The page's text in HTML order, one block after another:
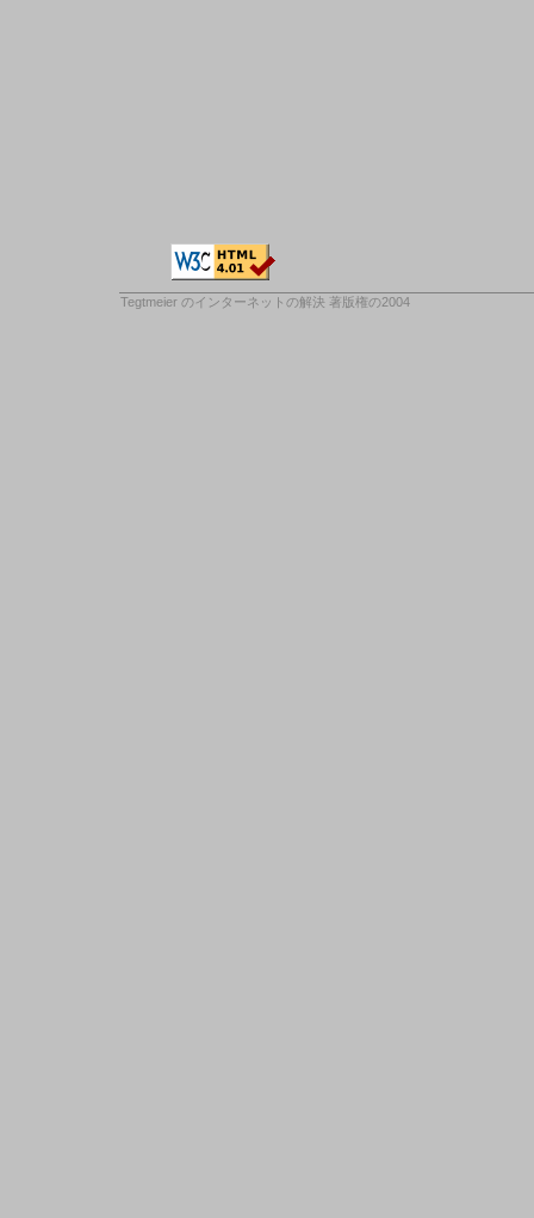
Tegtmeier のインターネットの解決 著版権の2004